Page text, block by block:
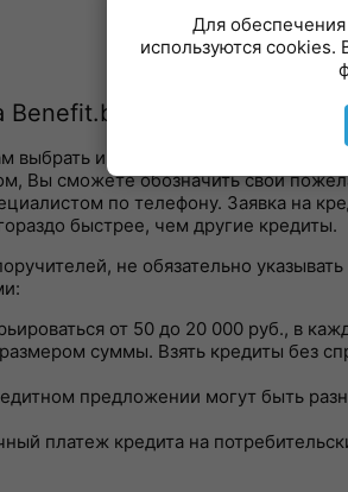
и оперативно оформить
Вы сможете обозначить свои
по телефону. Заявка на
быстрее, чем другие кредиты.
не обязательно
от 50 до 20 000 руб., в
суммы. Взять кредиты без
предложении могут быть
платеж кредита на
Для обеспечения
используются